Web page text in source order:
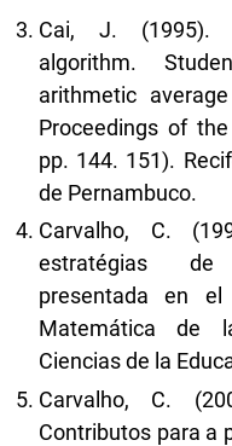
Cai, J. (1995).
algorithm.
arithmetic
Proceedings of
pp. 144. 151).
de Pernambuco.
Carvalho, C.
estratégias de
presentada en el
Matemática de
Ciencias de la
Carvalho, C.
Contributos para a